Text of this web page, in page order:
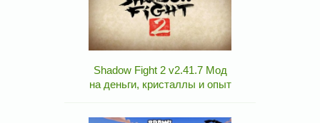
Shadow Fight 2 v2.41.7 Мод
на деньги, кристаллы и опыт